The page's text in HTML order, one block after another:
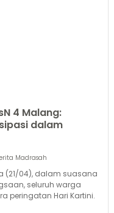
4 Malang:
dalam
Madrasah
(21/04), dalam suasana
seluruh warga
peringatan Hari Kartini.